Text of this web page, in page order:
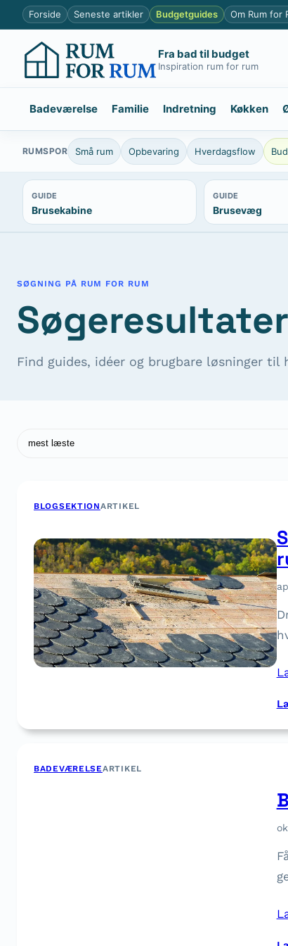
Spring
indhold
Forside Seneste artikler Budgetguides Om Rum for
Fra bad til budget
Inspiration rum for rum
Badeværelse Familie Indretning Køkken
RUMSPOR Små rum Opbevaring Hverdagsflow
GUIDE
Brusekabine
GUIDE
Brusevæg
SØGNING PÅ RUM FOR RUM
Find guides, idéer og brugbare løsninger
BLOGSEKTIONARTIKEL
BADEVÆRELSEARTIKEL